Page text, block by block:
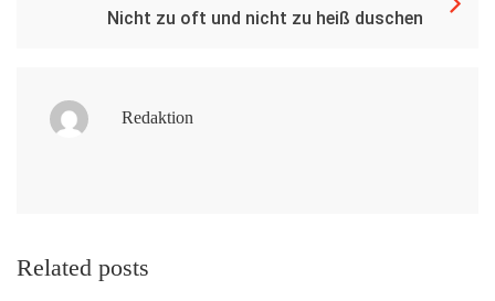
Nicht zu oft und nicht zu heiß duschen
Redaktion
Related posts